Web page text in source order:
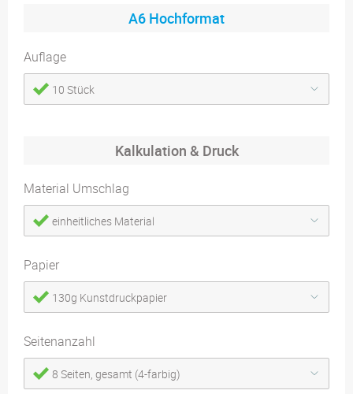
A6 Hochformat
Auflage
10 Stück
Kalkulation & Druck
Material Umschlag
einheitliches Material
Papier
130g Kunstdruckpapier
Seitenanzahl
8 Seiten, gesamt (4-farbig)